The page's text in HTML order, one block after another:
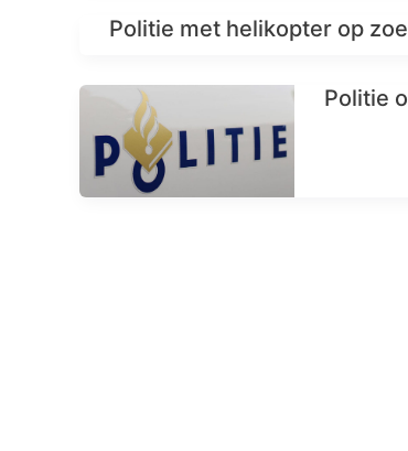
Politie met helikopter op
Politie